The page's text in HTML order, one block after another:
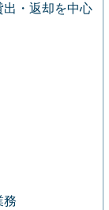
出・返却を中心
務